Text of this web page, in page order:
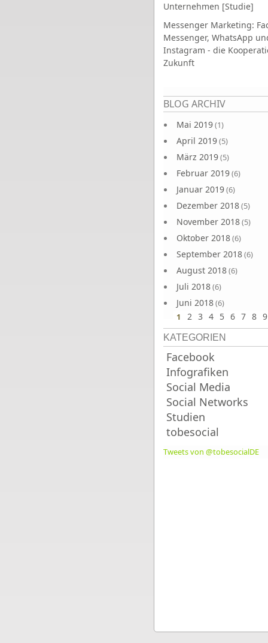
Unternehmen [Studie]
Messenger Marketing:
Messenger, WhatsApp
Instagram - die
Zukunft
BLOG ARCHIV
Mai 2019(1)
April 2019(5)
März 2019(5)
Februar 2019(6)
Januar 2019(6)
Dezember 2018(5)
November 2018(5)
Oktober 2018(6)
September 2018(6)
August 2018(6)
Juli 2018(6)
Juni 2018(6)
Seiten
1 2 3 4 5 6 7 8 9
KATEGORIEN
Facebook
Infografiken
Social Media
Social Networks
Studien
tobesocial
Tweets von @tobesocialDE